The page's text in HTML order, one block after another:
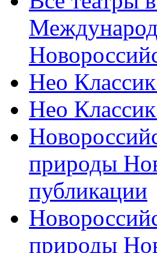
Нео
Нео
природы
публикации
природы